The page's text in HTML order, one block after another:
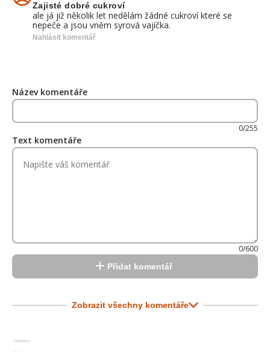
Zajisté dobré cukroví
ale já již několik let nedělám žádné cukroví které se
nepeče a jsou vněm syrová vajíčka.
Nahlásit komentář
Název komentáře
0/255
Text komentáře
0/600
Přidat komentář
Zobrazit všechny komentáře
Reklama